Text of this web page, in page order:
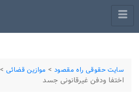
سایت حقوقی راه مقصود > موازین قضائی >
اختفا ودفن غیرقانونی جسد